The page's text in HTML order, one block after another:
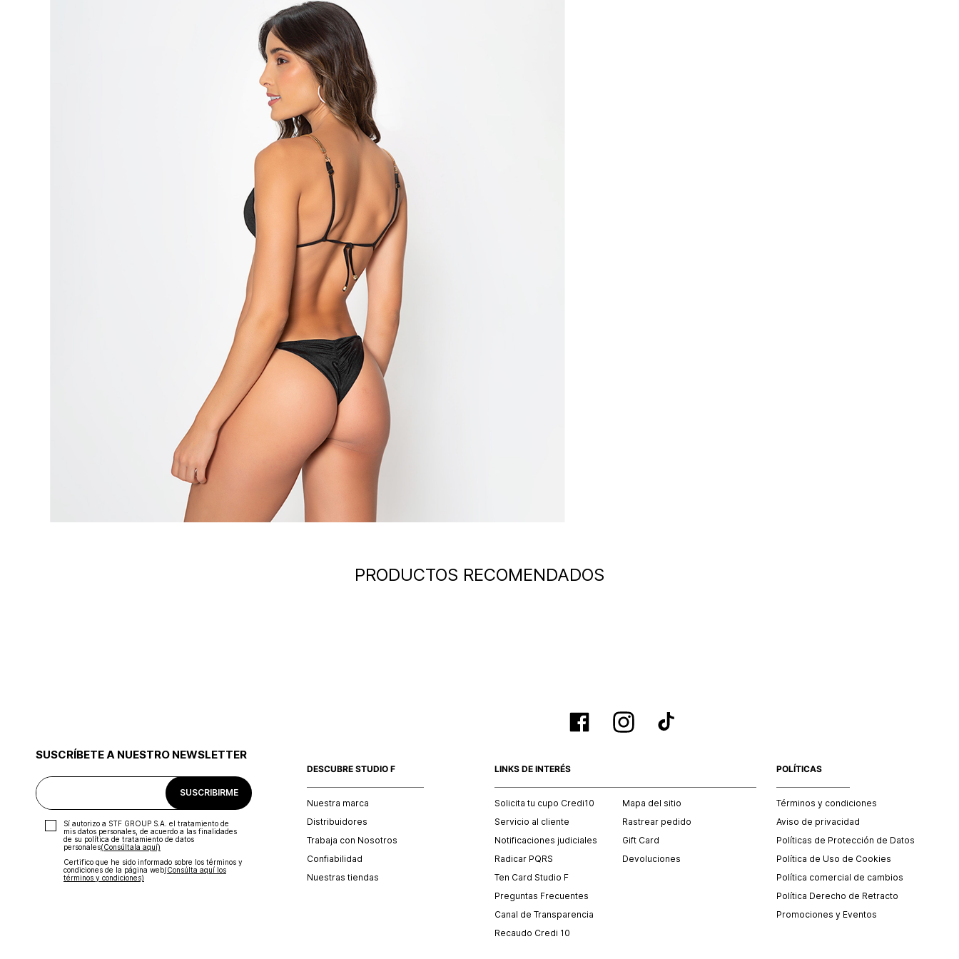
PRODUCTOS RECOMENDADOS
SUSCRÍBETE A NUESTRO NEWSLETTER
SUSCRIBIRME
Sí autorizo a STF GROUP S.A. el tratamiento de
mis datos personales, de acuerdo a las finalidades
de su política de tratamiento de datos
personales‎(Consúltala aquí)
Certifico que he sido informado sobre los términos y
condiciones de la página web‎(Consúlta aquí los
términos y condiciones)
DESCUBRE STUDIO F
Nuestra marca
Distribuidores
Trabaja con Nosotros
Confiabilidad
Nuestras tiendas
LINKS DE INTERÉS
Solicita tu cupo Credi10
Servicio al cliente
Notificaciones judiciales
Radicar PQRS
Ten Card Studio F
Preguntas Frecuentes
Canal de Transparencia
Recaudo Credi 10
Mapa del sitio
Rastrear pedido
Gift Card
Devoluciones
POLÍTICAS
Términos y condiciones
Aviso de privacidad
Políticas de Protección de Datos
Política de Uso de Cookies
Política comercial de cambios
Política Derecho de Retracto
Promociones y Eventos